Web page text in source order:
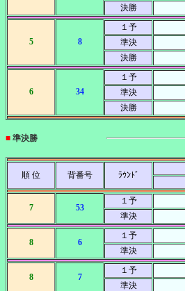
決勝
5 8
１予
準決
決勝
6 34
１予
準決
決勝
■ 準決勝
順 位 背番号 ﾗｳﾝﾄﾞ
7 53
１予
準決
8 6
１予
準決
8 7
１予
準決